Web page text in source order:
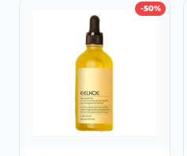
-50%